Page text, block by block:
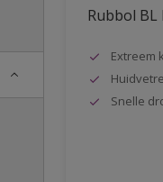
Rubbol BL
Extreem
Snelle